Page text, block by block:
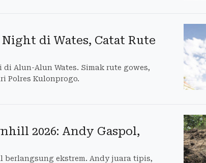
di Wates, Catat Rute
Alun-Alun Wates. Simak rute gowes,
Polres Kulonprogo.
2026: Andy Gaspol,
berlangsung ekstrem. Andy juara tipis,